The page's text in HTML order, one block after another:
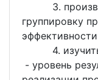
3.
группировку
4. изучить
- уровень